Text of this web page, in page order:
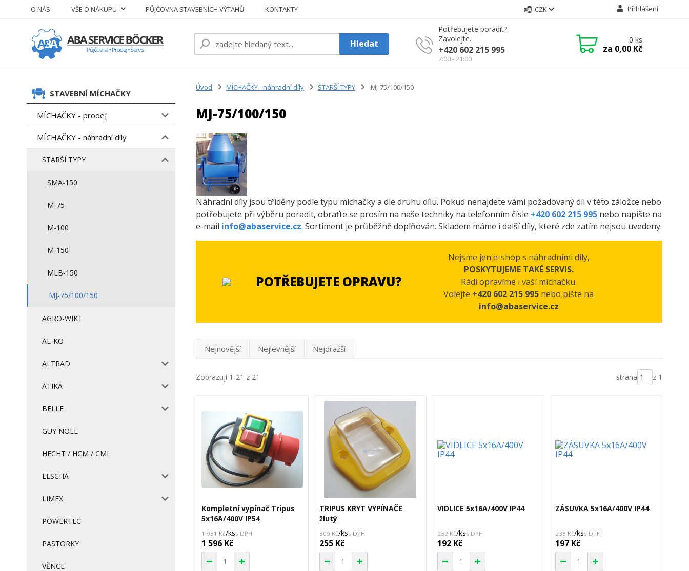
O NÁS VŠE O NÁKUPU PŮJČOVNA STAVEBNÍCH VÝTAHŮ KONTAKTY CZK Přihlášení
Hledat
Potřebujete poradit?
Zavolejte.
+420 602 215 995
7:00 - 21:00
0ks
za 0,00 Kč
STAVEBNÍ MÍCHAČKY
MÍCHAČKY - prodej
MÍCHAČKY - náhradní díly
STARŠÍ TYPY
SMA-150
M-75
M-100
M-150
MLB-150
MJ-75/100/150
AGRO-WIKT
AL-KO
ALTRAD
ATIKA
BELLE
GUY NOEL
HECHT / HCM / CMI
LESCHA
LIMEX
POWERTEC
PASTORKY
VĚNCE
Úvod MÍCHAČKY - náhradní díly STARŠÍ TYPY MJ-75/100/150
MJ-75/100/150
Náhradní díly jsou tříděny podle typu míchačky a dle druhu dílu. Pokud nenajdete vámi požadovaný díl v této záložce nebo
potřebujete při výběru poradit, obraťte se prosím na naše techniky na telefonním čísle +420 602 215 995nebo napište na
e-mail info@abaservice.cz. Sortiment je průběžně doplňován. Skladem máme i další díly, které zde zatím nejsou uvedeny.
POTŘEBUJETE OPRAVU?
Nejsme jen e-shop s náhradními díly,
POSKYTUJEME TAKÉ SERVIS.
Rádi opravíme i vaší míchačku.
Volejte +420 602 215 995 nebo pište na
info@abaservice.cz
Nejnovější Nejlevnější Nejdražší
Zobrazuji 1-21 z 21 strana z 1
Kompletní vypínač Tripus
5x16A/400V IP54
1 931 Kč/ks
1 596 Kč
TRIPUS KRYT VYPÍNAČE
žlutý
309 Kč/ks
255 Kč
VIDLICE 5x16A/400V IP44
232 Kč/ks
192 Kč
ZÁSUVKA 5x16A/400V IP44
238 Kč/ks
197 Kč